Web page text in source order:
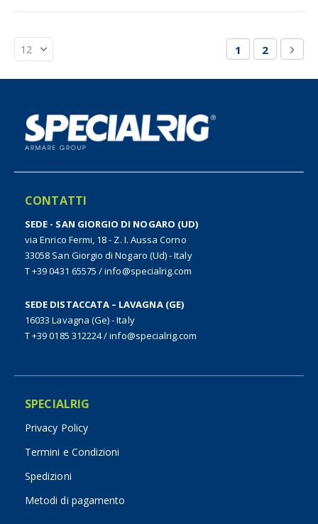
Pagina
Attualmente
1 Pagina
2
CONTATTI
SEDE - SAN GIORGIO DI NOGARO (UD)
via Enrico Fermi, 18 - Z. I. Aussa Corno
33058 San Giorgio di Nogaro (Ud) - Italy
T +39 0431 65575 /info@specialrig.com
SEDE DISTACCATA – LAVAGNA (GE)
16033 Lavagna (Ge) - Italy
T +39 0185 312224/info@specialrig.com
SPECIALRIG
Privacy Policy
Termini e Condizioni
Spedizioni
Metodi di pagamento